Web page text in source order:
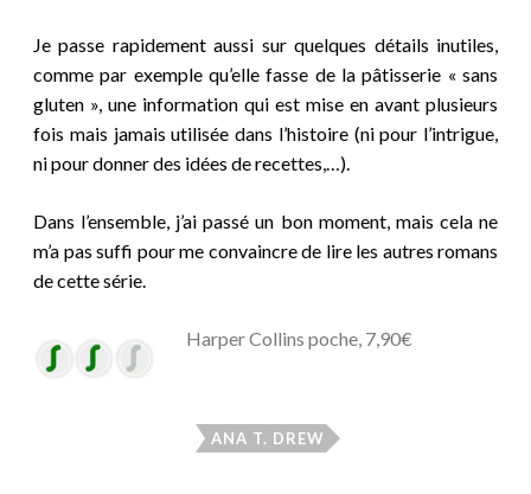
Je passe rapidement aussi sur quelques détails inutiles,
comme par exemple qu’elle fasse de la pâtisserie « sans
gluten », une information qui est mise en avant plusieurs
fois mais jamais utilisée dans l’histoire (ni pour l’intrigue,
ni pour donner des idées de recettes,…).
Dans l’ensemble, j’ai passé un bon moment, mais cela ne
m’a pas suffi pour me convaincre de lire les autres romans
de cette série.
Harper Collins poche, 7,90€
ANA T. DREW